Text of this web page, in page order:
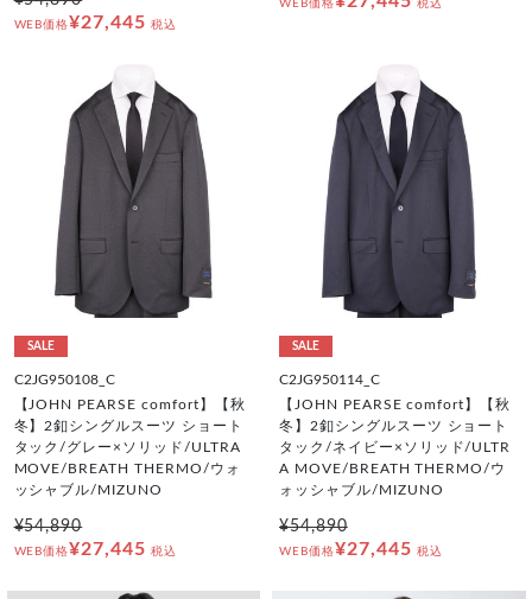
WEB価格¥27,445 税込
WEB価格 税込
SALE
C2JG950108_C
【JOHN PEARSE comfort】【秋
冬】2釦シングルスーツ ショート
タック/グレー×ソリッド/ULTRA
MOVE/BREATH THERMO/ウォ
ッシャブル/MIZUNO
¥54,890
WEB価格¥27,445 税込
SALE
C2JG950114_C
【JOHN PEARSE comfort】【秋
冬】2釦シングルスーツ ショート
タック/ネイビー×ソリッド/ULTR
A MOVE/BREATH THERMO/ウ
ォッシャブル/MIZUNO
¥54,890
WEB価格¥27,445 税込